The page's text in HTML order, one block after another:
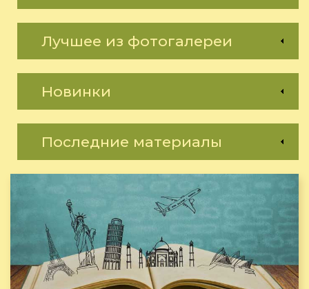
Лучшее из фотогалереи
Новинки
Последние материалы